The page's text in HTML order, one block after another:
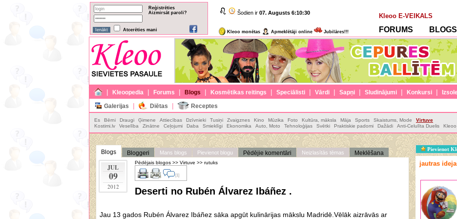
Reģistrēties
Aizmirsāt paroli?
Atcerēties mani
Šodien ir 07. Augusts 6:10:33
Kleoo monētas Apmeklētāji online Jubilāres!!!
Kleoo E-VEIKALS
FORUMS BLOGS
| Kleoopedia | Forums | Blogs | Kosmētikas reitings | Speciālisti | Vārdi | Sapņi | Sludinājumi | Konkursi |
Galerijas
| Diētas | Receptes
Es Bērni Draugi Ģimene Attiecības Dzīvnieki Tusiņi Zvaigznes Kino Mūzika Foto Kultūra, māksla Māja Sports Skaistums, Mode
Virtuve
Kostimi.lv
Veselība Zinātne Ceļojumi Daba Smieklīgi Ekonomika Auto, Moto Tehnoloģijas Svētki Praktiskie padomi Dažādi Anti-Celulīta Duelis
Blogs Bloggeri Mans blogs Pievienot blogu Pēdējie komentāri Neizlasītās tēmas Meklēšana
JUL
09
2012
Pēdējais blogos >> Virtuve >> rutuks
[1]
Deserti no Rubén Álvarez Ibáñez .
Jau 13 gados Rubén Álvarez Ibáñez sāka apgūt kulinārijas mākslu Madridē.Vēlāk aizrāvās ar
Pievienot
jautras